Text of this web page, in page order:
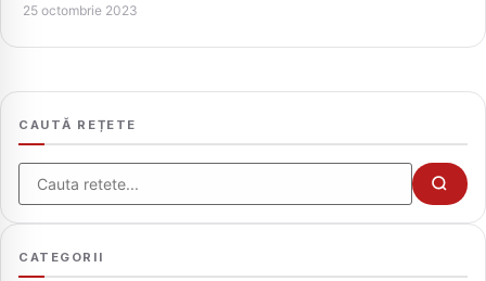
25 octombrie 2023
CAUTĂ REȚETE
Cauta
CATEGORII